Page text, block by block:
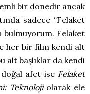
bir donedir ancak
sadece “Felaket
bulmuyorum. Felaket
her bir film kendi alt
alt başlıklar da kendi
afet ise Felaket
Teknolojiolarak ele